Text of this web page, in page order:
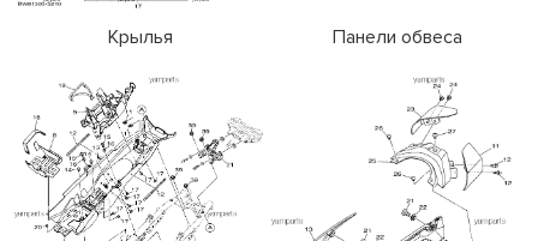
Крылья Панели обвеса